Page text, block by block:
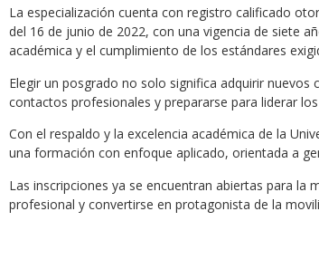
La especialización cuenta con registro calificado
del 16 de junio de 2022, con una vigencia de siete
académica y el cumplimiento de los estándares
Elegir un posgrado no solo significa adquirir
contactos profesionales y prepararse para liderar
Con el respaldo y la excelencia académica de la
una formación con enfoque aplicado, orientada a
Las inscripciones ya se encuentran abiertas para la
profesional y convertirse en protagonista de la